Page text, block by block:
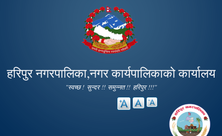
main
content
हरिपुर नगरपालिका,नगर कार्यपालिकाको कार्यालय
"स्वच्छ ! सुन्दर !! समुन्नत !! हरिपुर !!!"